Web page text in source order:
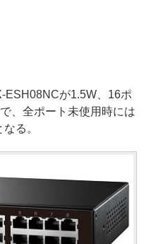
が1.5W、16ポ
、全ポート未使用時には
る。